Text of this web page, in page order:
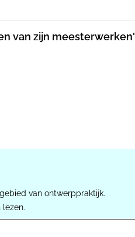
van zijn meesterwerken'
van ontwerppraktijk.